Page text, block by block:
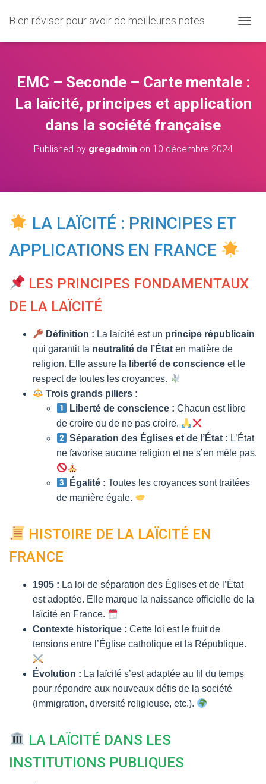
Bien réviser pour avoir de meilleures notes
U
R
F
I
O
EMC – Seconde – Carte mentale :
La laïcité, principes et application
dans la société française
Published by gregadminon 10 décembre 2024
LA LAÏCITÉ : PRINCIPES ET
APPLICATIONS EN FRANCE
LES PRINCIPES FONDAMENTAUX
DE LA LAÏCITÉ
Définition : La laïcité est un principe républicain
qui garantit la neutralité de l’État en matière de
religion. Elle assure la liberté de conscience et le
respect de toutes les croyances.
Trois grands piliers :
Liberté de conscience : Chacun est libre
de croire ou de ne pas croire.
Séparation des Églises et de l’État : L’État
ne favorise aucune religion et ne s’en mêle pas.
Égalité : Toutes les croyances sont traitées
de manière égale.
HISTOIRE DE LA LAÏCITÉ EN
FRANCE
1905 : La loi de séparation des Églises et de l’État
est adoptée. Elle marque la naissance officielle de la
laïcité en France.
Contexte historique : Cette loi est le fruit de
tensions entre l’Église catholique et la République.
Évolution : La laïcité s’est adaptée au fil du temps
pour répondre aux nouveaux défis de la société
(immigration, diversité religieuse, etc.).
LA LAÏCITÉ DANS LES
INSTITUTIONS PUBLIQUES